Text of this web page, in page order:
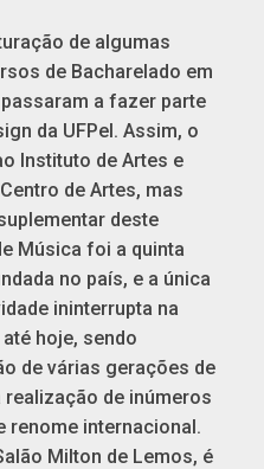
de algumas
de Bacharelado em
a fazer parte
da UFPel. Assim, o
Instituto de Artes e
de Artes, mas
deste
Música foi a quinta
no país, e a única
ininterrupta na
hoje, sendo
de várias gerações de
de inúmeros
renome internacional.
Milton de Lemos, é